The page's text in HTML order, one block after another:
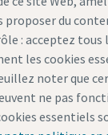
politique de
Plan du
proposer du
: acceptez tous
les cookies
noter que
ne pas
essentiels